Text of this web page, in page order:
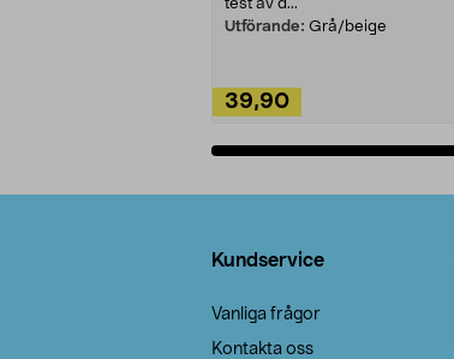
test av d...
Utförande: Grå/beige
39,90
Kundservice
Vanliga frågor
Kontakta oss